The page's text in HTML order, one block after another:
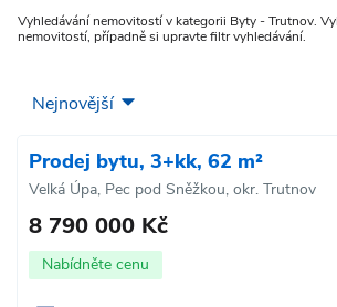
Vyhledávání nemovitostí v kategorii Byty - Trutnov.
nemovitostí, případně si upravte filtr vyhledávání.
Prodej bytu, 3+kk, 62 m²
Velká Úpa, Pec pod Sněžkou, okr. Trutnov
8 790 000 Kč
Nabídněte cenu